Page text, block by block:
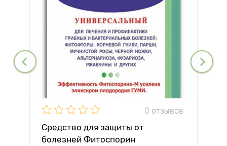
0 отзывов
Средство для защиты от
болезней Фитоспорин